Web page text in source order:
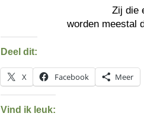
Zij die
worden meestal
Deel dit:
X Facebook Meer
Vind ik leuk: